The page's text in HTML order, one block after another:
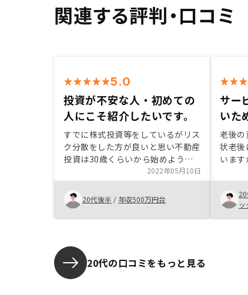
関連する評判・口コミ
5.0
投資が不安な人・初めての
人にこそ紹介したいです。
すでに株式投資等をしているがリス
ク分散をした方が良いと思い不動産
投資は30歳くらいから始めようと
思ったが、27歳の時に知人の紹介
でRENOSYを知った。RENOSYの不
動産投資は生命保険代わりになるこ
と、自身が働けなくなった時の保険
にもなることなど有事の際に資産を
高い確率でプラスの運用ができるこ
とをシミュレーションで知り購入を
決意した。
2022年05月10日
20代後半 / 年収500万円台
サー
いた
老後の
状老後
いま
思え
2000
豊か
えま
産形成
20代の口コミをもっと見る